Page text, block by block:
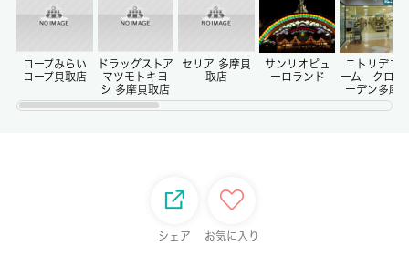
-/-
権利金/雑費
コープみらい
コープ貝取店
ドラッグストア
マツモトキヨ
シ 多摩貝取店
セリア 多摩貝
取店
サンリオピュ
ーロランド
ニトリデコ
ーム クロス
ーデン多摩
シェア お気に入り